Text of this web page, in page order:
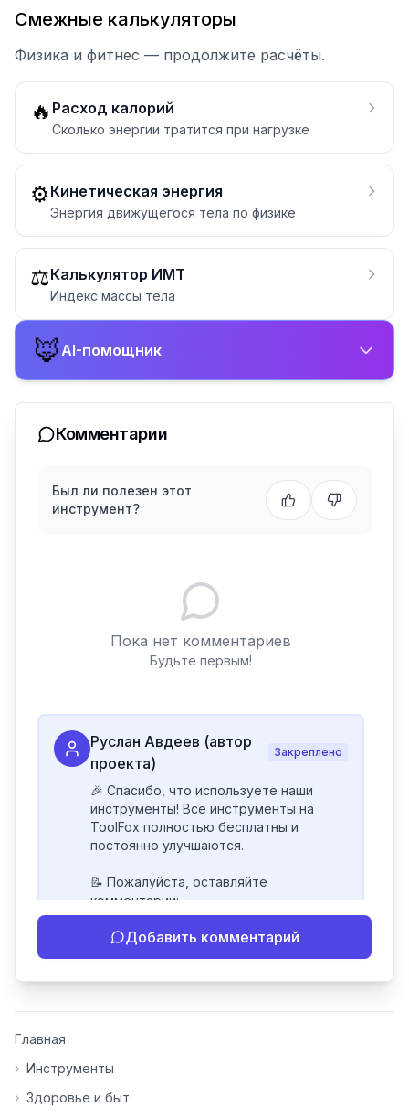
Смежные калькуляторы
Физика и фитнес — продолжите расчёты.
🔥 Расход калорий
Сколько энергии тратится при нагрузке
⚙️Кинетическая энергия
Энергия движущегося тела по физике
⚖️Калькулятор ИМТ
Индекс массы тела
🦊AI-помощник
Комментарии
Был ли полезен этот
инструмент?
Пока нет комментариев
Будьте первым!
Руслан Авдеев (автор
проекта)
Закреплено
🎉 Спасибо, что используете наши
инструменты! Все инструменты на
ToolFox полностью бесплатны и
постоянно улучшаются.
📝 Пожалуйста, оставляйте
комментарии:
- Если инструмент работает
некорректно
инструменты нуждаются в доработке.
основе вашей обратной связи.
Добавить комментарий
Главная
› Инструменты
› Здоровье и быт